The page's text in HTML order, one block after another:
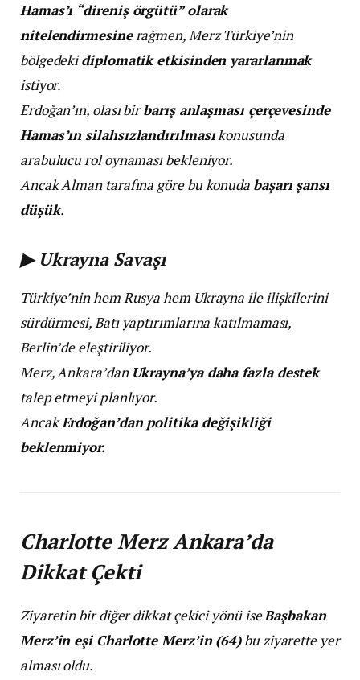
Hamas’ı “direniş örgütü” olarak
nitelendirmesinerağmen, Merz Türkiye’nin
bölgedekidiplomatik etkisinden yararlanmak
istiyor.
Erdoğan’ın, olası birbarış anlaşması çerçevesinde
Hamas’ın silahsızlandırılmasıkonusunda
arabulucu rol oynaması bekleniyor.
Ancak Alman tarafına göre bu konuda başarı şansı
düşük.
▶ Ukrayna Savaşı
Türkiye’nin hem Rusya hem Ukrayna ile ilişkilerini
sürdürmesi, Batı yaptırımlarına katılmaması,
Berlin’de eleştiriliyor.
Merz, Ankara’dan Ukrayna’ya daha fazla destek
talep etmeyi planlıyor.
AncakErdoğan’dan politika değişikliği
beklenmiyor.
Charlotte Merz Ankara’da
Dikkat Çekti
Ziyaretin bir diğer dikkat çekici yönü iseBaşbakan
Merz’in eşi Charlotte Merz’in (64)bu ziyarette yer
alması oldu.